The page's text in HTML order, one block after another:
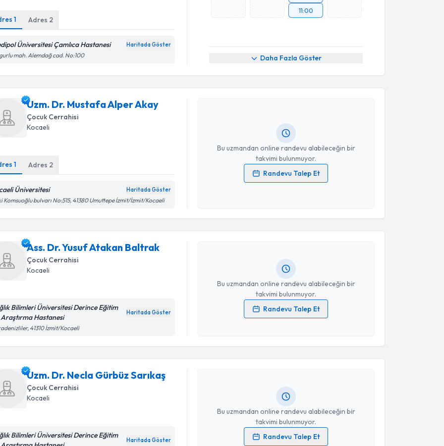
1 Adres 2
Üniversitesi Çamlıca Hastanesi Haritada Göster
mah. Alemdağ cad. No:100
11:00
Daha Fazla Göster
Uzm. Dr. Mustafa Alper Akay
Çocuk Cerrahisi
Kocaeli
1 Adres 2
Üniversitesi Haritada Göster
Komsuoğlu bulvarı No:515, 41380 Umuttepe İzmit/İzmit/Kocaeli
Bu uzmandan online randevu alabileceğin bir
takvimi bulunmuyor.
Randevu Talep Et
Randevu Takvimi Talebi
Kişisel verilerimin işlenmesine ilişkinAydınlatma Metni
Takvim Talebini Gönder
Ass. Dr. Yusuf Atakan Baltrak
Çocuk Cerrahisi
Kocaeli
Bilimleri Üniversitesi Derince Eğitim
Araştırma Hastanesi
Haritada Göster
41310 İzmit/Kocaeli
Bu uzmandan online randevu alabileceğin bir
takvimi bulunmuyor.
Randevu Talep Et
Ass. Dr. Yusuf Atakan Baltrakiçin randevu takvimi talebi
oluşturun. Size bu uzmandan randevu almanız için bir takvim
Kişisel verilerimin işlenmesine ilişkinAydınlatma Metni
Uzm. Dr. Necla Gürbüz Sarıkaş
Çocuk Cerrahisi
Kocaeli
Bilimleri Üniversitesi Derince Eğitim
Haritada Göster
Bu uzmandan online randevu alabileceğin bir
takvimi bulunmuyor.
Randevu Talep Et
Uzm. Dr. Necla Gürbüz Sarıkaşiçin randevu takvimi talebi
oluşturun. Size bu uzmandan randevu almanız için bir takvim